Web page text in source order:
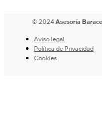
© 2024 Asesoría Barace
Aviso legal
Política de Privacidad
Cookies